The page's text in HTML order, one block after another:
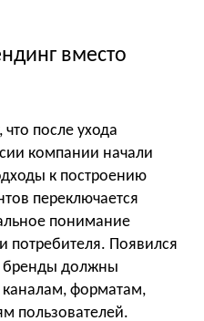
вместо
после ухода
компании начали
к построению
переключается
понимание
потребителя. Появился
бренды должны
каналам, форматам,
пользователей.